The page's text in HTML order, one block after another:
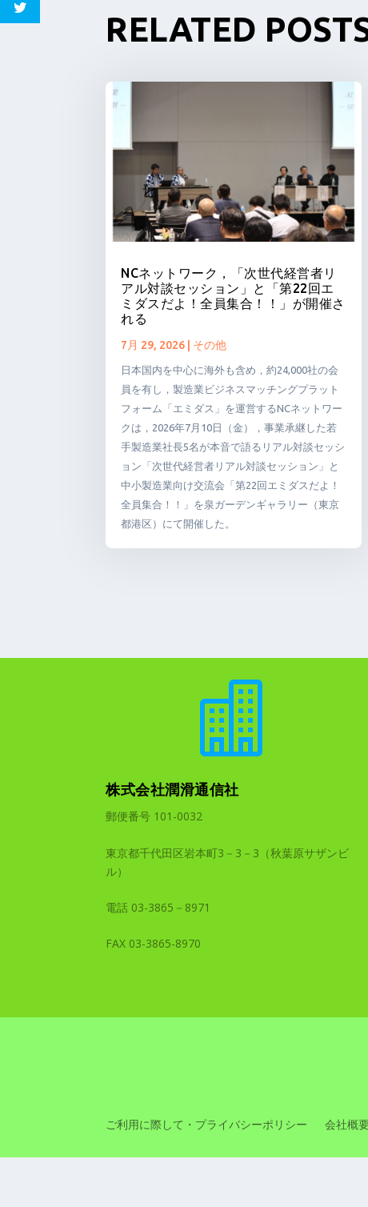
RELATED
NCネットワーク，「次世代経営者リ
アル対談セッション」と「第22回エ
ミダスだよ！全員集合！！」が開催さ
れる
7月 29, 2026 その他
日本国内を中心に海外も含め，約24,000社の会
員を有し，製造業ビジネスマッチングプラット
フォーム「エミダス」を運営するNCネットワー
クは，2026年7月10日（金），事業承継した若
手製造業社長5名が本音で語るリアル対談セッシ
ョン「次世代経営者リアル対談セッション」と
中小製造業向け交流会「第22回エミダスだよ！
全員集合！！」を泉ガーデンギャラリー（東京
都港区）にて開催した。

株式会社潤滑通信社
郵便番号 101-0032
東京都千代田区岩本町3－3－3（秋葉原サザンビ
ル）
電話 03-3865－8971
FAX 03-3865-8970
ご利用に際して・プライバシーポリシー 会社概